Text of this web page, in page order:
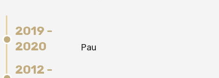
2019 -
2020
Pau
2012 -